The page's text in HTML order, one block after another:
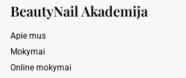
BeautyNail Akademija
Apie mus
Mokymai
Online mokymai